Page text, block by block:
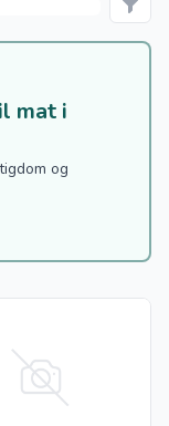
mat i
og
Tomat
detaljer for